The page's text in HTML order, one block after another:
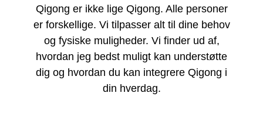
Qigong er ikke lige Qigong. Alle personer
er forskellige. Vi tilpasser alt til dine behov
og fysiske muligheder. Vi finder ud af,
hvordan jeg bedst muligt kan understøtte
dig og hvordan du kan integrere Qigong i
din hverdag.